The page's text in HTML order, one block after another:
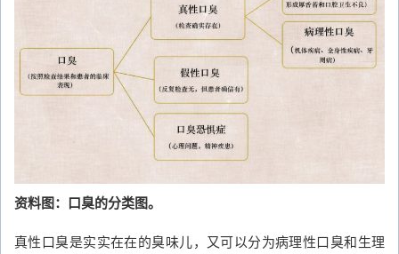
资料图：口臭的分类图。
真性口臭是实实在在的臭味儿，又可以分为病理性口臭和生理